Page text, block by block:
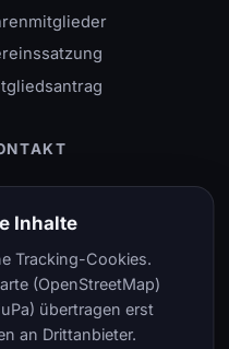
40
Lutherstadt
(34 91) 408 66-0
Inhalte
Tracking-Cookies.
(OpenStreetMap)
übertragen erst
an Drittanbieter.